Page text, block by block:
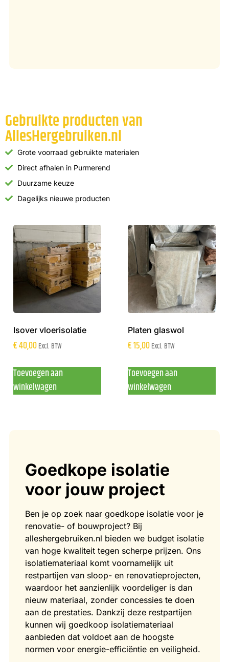
Gebruikte producten van
AllesHergebruiken.nl
Grote voorraad gebruikte materialen
Direct afhalen in Purmerend
Duurzame keuze
Dagelijks nieuwe producten
Isover vloerisolatie
€40,00Excl. BTW
Toevoegen aan
winkelwagen
Platen glaswol
€15,00Excl. BTW
Toevoegen aan
winkelwagen
Goedkope isolatie
voor jouw project
Ben je op zoek naar goedkope isolatie voor je
renovatie- of bouwproject? Bij
alleshergebruiken.nl bieden we budget isolatie
van hoge kwaliteit tegen scherpe prijzen. Ons
isolatiemateriaal komt voornamelijk uit
restpartijen van sloop- en renovatieprojecten,
waardoor het aanzienlijk voordeliger is dan
nieuw materiaal, zonder concessies te doen
aan de prestaties. Dankzij deze restpartijen
kunnen wij goedkoop isolatiemateriaal
aanbieden dat voldoet aan de hoogste
normen voor energie-efficiëntie en veiligheid.